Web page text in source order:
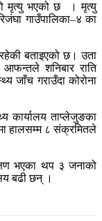
मृत्यु भएको छ । मृत्यु
गाउँपालिका–४ का
बताइएको छ। उता
आफन्तले शनिबार राति
जाँच गराउँदा कोरोना
कार्यालय ताप्लेजुङका
हालसम्म ८ संक्रमितले
भएका थप ३ जनाको
बढी छन् ।